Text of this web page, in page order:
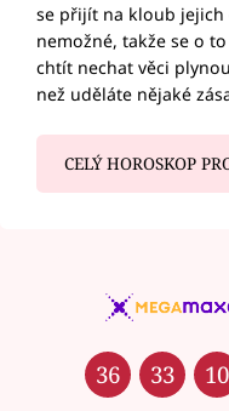
se přijít na kloub
nemožné, takže se o
chtít nechat věci
než uděláte nějaké
CELÝ HOROSKOP
36 33 10